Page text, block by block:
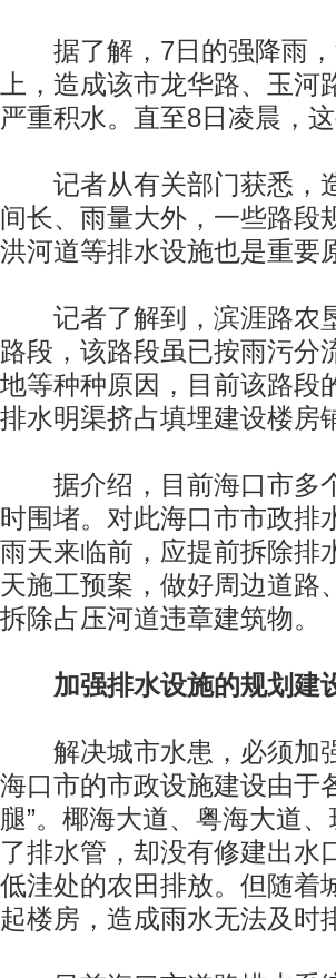
据了解，7日的强降雨，
上，造成该市龙华路、玉
严重积水。直至8日凌晨，
记者从有关部门获悉，
间长、雨量大外，一些路段
洪河道等排水设施也是重要
记者了解到，滨涯路农
路段，该路段虽已按雨污分
地等种种原因，目前该路段
排水明渠挤占填埋建设楼房
据介绍，目前海口市多
时围堵。对此海口市市政排
雨天来临前，应提前拆除排
天施工预案，做好周边道路
拆除占压河道违章建筑物。
加强排水设施的规划建
解决城市水患，必须加
海口市的市政设施建设由于
腿”。椰海大道、粤海大道
了排水管，却没有修建出水
低洼处的农田排放。但随着
起楼房，造成雨水无法及时